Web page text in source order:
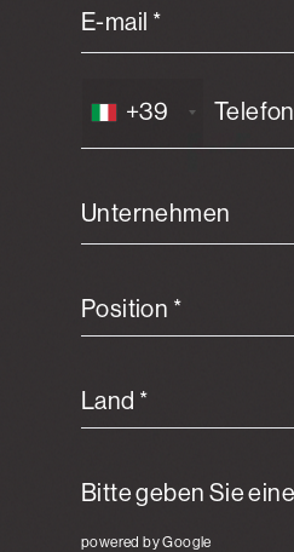
E-mail *
+39
Unternehmen
Position *
Land *
powered by Google